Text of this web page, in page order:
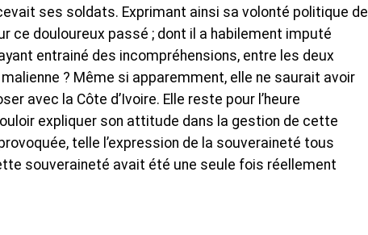
ses soldats. Exprimant ainsi sa volonté politique de
ce douloureux passé ; dont il a habilement imputé
entrainé des incompréhensions, entre les deux
? Même si apparemment, elle ne saurait avoir
avec la Côte d’Ivoire. Elle reste pour l’heure
expliquer son attitude dans la gestion de cette
telle l’expression de la souveraineté tous
souveraineté avait été une seule fois réellement